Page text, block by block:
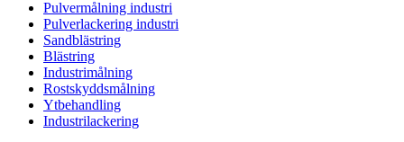
Pulvermålning industri
Pulverlackering industri
Sandblästring
Blästring
Industrimålning
Rostskyddsmålning
Ytbehandling
Industrilackering